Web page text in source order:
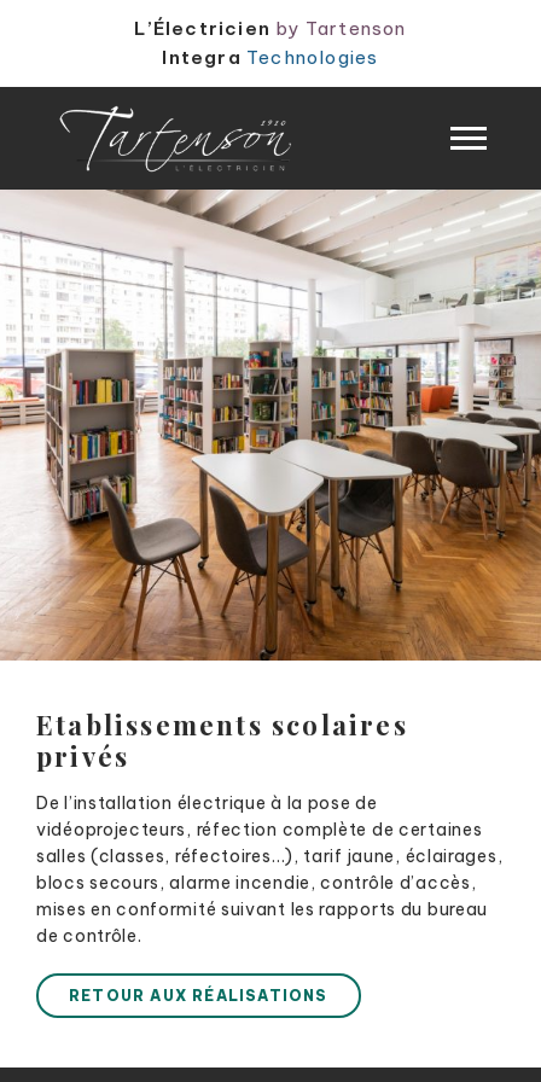
L’Électricien by Tartenson
Integra Technologies
Etablissements scolaires
privés
De l’installation électrique à la pose de
vidéoprojecteurs, réfection complète de certaines
salles (classes, réfectoires…), tarif jaune, éclairages,
blocs secours, alarme incendie, contrôle d’accès,
mises en conformité suivant les rapports du bureau
de contrôle.
RETOUR AUX RÉALISATIONS
Panneau de gestion des cookies